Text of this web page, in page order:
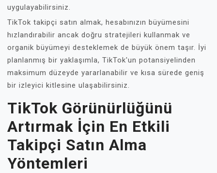
uygulayabilirsiniz.
TikTok takipçi satın almak, hesabınızın büyümesini
hızlandırabilir ancak doğru stratejileri kullanmak ve
organik büyümeyi desteklemek de büyük önem taşır. İyi
planlanmış bir yaklaşımla, TikTok'un potansiyelinden
maksimum düzeyde yararlanabilir ve kısa sürede geniş
bir izleyici kitlesine ulaşabilirsiniz.
TikTok Görünürlüğünü
Artırmak İçin En Etkili
Takipçi Satın Alma
Yöntemleri